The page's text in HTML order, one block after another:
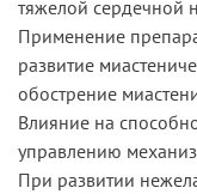
тяжелой сердечной
Применение
развитие
обострение
Влияние на
управлению
При развитии